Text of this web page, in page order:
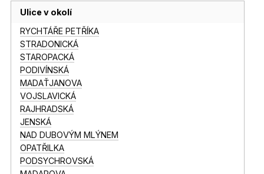
Ulice v okolí
RYCHTÁŘE PETŘÍKA
STRADONICKÁ
STAROPACKÁ
PODIVÍNSKÁ
MADAŤJANOVA
VOJSLAVICKÁ
RAJHRADSKÁ
JENSKÁ
NAD DUBOVÝM MLÝNEM
OPATŘILKA
PODSYCHROVSKÁ